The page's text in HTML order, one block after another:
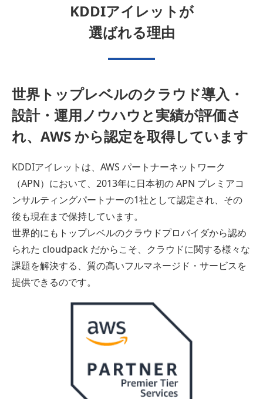
KDDIアイレットが
選ばれる理由
世界トップレベルのクラウド導入・
設計・運用ノウハウと実績が評価さ
れ、AWS から認定を取得しています
KDDIアイレットは、AWS パートナーネットワーク
（APN）において、2013年に日本初の APN プレミアコ
ンサルティングパートナーの1社として認定され、その
後も現在まで保持しています。
世界的にもトップレベルのクラウドプロバイダから認め
られた cloudpack だからこそ、クラウドに関する様々な
課題を解決する、質の高いフルマネージド・サービスを
提供できるのです。